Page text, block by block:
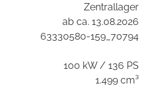
Zentrallager
ab ca. 13.08.2026
63330580-159_70794
100 kW / 136 PS
1.499 cm³